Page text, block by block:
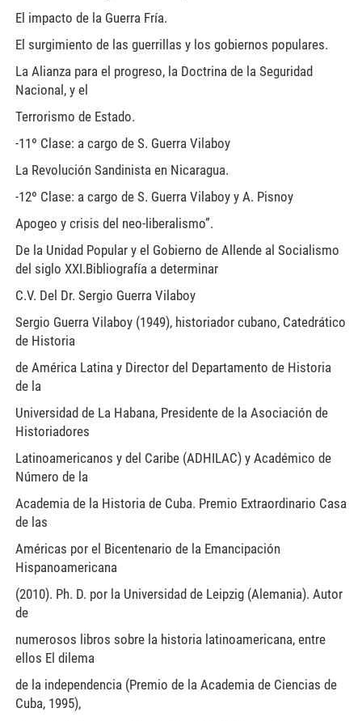
El impacto de la Guerra Fría.
El surgimiento de las guerrillas y los gobiernos populares.
La Alianza para el progreso, la Doctrina de la Seguridad
Nacional, y el
Terrorismo de Estado.
-11º Clase: a cargo de S. Guerra Vilaboy
La Revolución Sandinista en Nicaragua.
-12º Clase: a cargo de S. Guerra Vilaboy y A. Pisnoy
Apogeo y crisis del neo-liberalismo”.
De la Unidad Popular y el Gobierno de Allende al Socialismo
del siglo XXI.Bibliografía a determinar
C.V. Del Dr. Sergio Guerra Vilaboy
Sergio Guerra Vilaboy (1949), historiador cubano, Catedrático
de Historia
de América Latina y Director del Departamento de Historia
de la
Universidad de La Habana, Presidente de la Asociación de
Historiadores
Latinoamericanos y del Caribe (ADHILAC) y Académico de
Número de la
Academia de la Historia de Cuba. Premio Extraordinario Casa
de las
Américas por el Bicentenario de la Emancipación
Hispanoamericana
(2010). Ph. D. por la Universidad de Leipzig (Alemania). Autor
de
numerosos libros sobre la historia latinoamericana, entre
ellos El dilema
de la independencia (Premio de la Academia de Ciencias de
Cuba, 1995),